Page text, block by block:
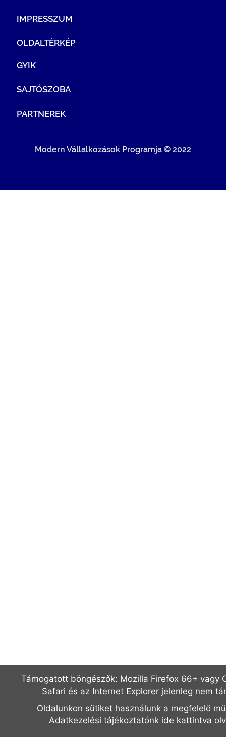
IMPRESSZUM
OLDALTÉRKÉP
GYIK
SAJTÓSZOBA
PARTNEREK
Modern Vállalkozások Programja © 2022
Támogatott böngészők: Mozilla Firefox 66+ vagy
Safari és az Internet Explorer jelenleg nem
Oldalunkon sütiket használunk a megfelelő
Adatkezelési tájékoztatónk ide kattintva